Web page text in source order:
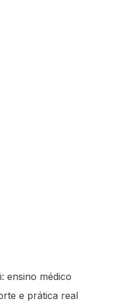
ensino médico
e prática real